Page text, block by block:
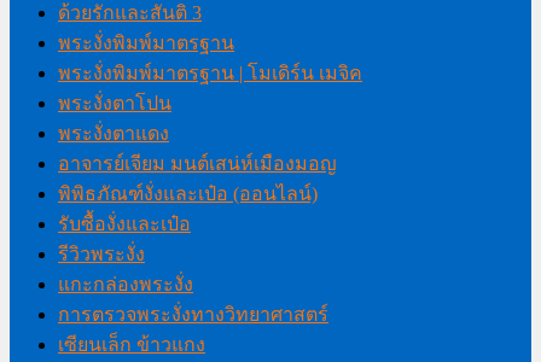
ด้วยรักและสันติ 3
พระงั่งพิมพ์มาตรฐาน
พระงั่งพิมพ์มาตรฐาน | โมเดิร์น เมจิค
พระงั่งตาโปน
พระงั่งตาแดง
อาจารย์เจียม มนต์เสน่ห์เมืองมอญ
พิพิธภัณฑ์งั่งและเป๋อ (ออนไลน์)
รับซื้องั่งและเป๋อ
รีวิวพระงั่ง
แกะกล่องพระงั่ง
การตรวจพระงั่งทางวิทยาศาสตร์
เซียนเล็ก ข้าวแกง